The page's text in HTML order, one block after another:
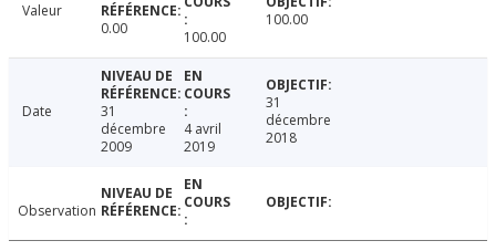
Valeur
0.00
100.00
100.00
Date
31
décembre
2009
4 avril
2019
31
décembre
2018
Observation